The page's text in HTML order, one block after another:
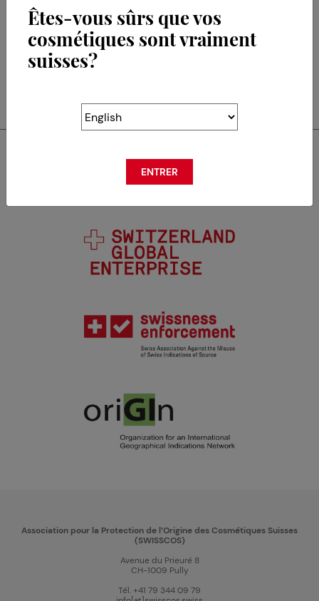
Swisscos est membre de
Association pour la Protection de l’Origine des Cosmétiques Suisses
(SWISSCOS)
Avenue du Prieuré 8
CH-1009 Pully
Tél. +41 79 344 09 79
Êtes-vous sûrs que vos
cosmétiques sont vraiment
suisses?
ENTRER